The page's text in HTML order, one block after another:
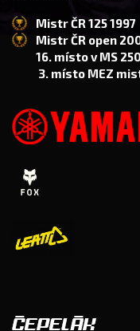
Mistr ČR 125 1997
Mistr ČR open
16. místo v MS
3. místo MEZ